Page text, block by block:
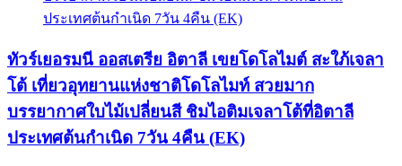
ทัวร์เยอรมนี ออสเตรีย อิตาลี เขยโดโลไมต์ สะใภ้เจลา
โต้ เที่ยวอุทยานแห่งชาติโดโลไมท์ สวยมาก
บรรยากาศใบไม้เปลี่ยนสี ชิมไอติมเจลาโต้ที่อิตาลี
ประเทศต้นกำเนิด 7วัน 4คืน (EK)